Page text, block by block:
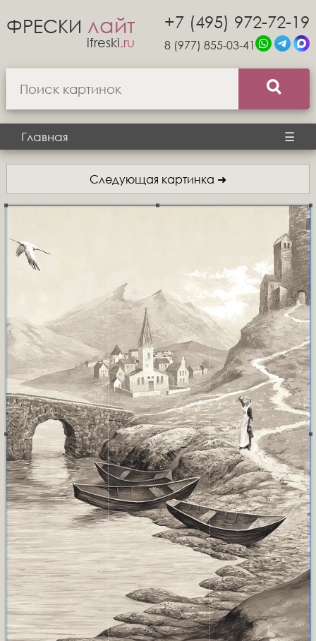
ФРЕСКИ лайт
ifreski.ru
+7 (495) 972-72-19
8 (977) 855-03-41
Главная ☰
Следующая картинка ➜